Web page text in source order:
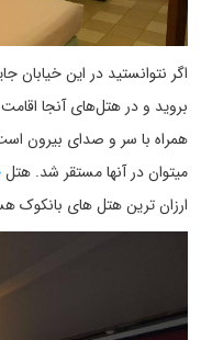
اگر نتوانستید در این خیابان
بروید و در هتل‌های آنجا
همراه با سر و صدای بیرون
میتوان در آنها مستقر شد. هتل
ارزان ترین هتل های بانکوک